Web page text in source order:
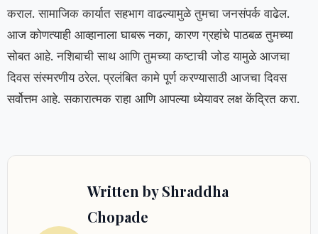
कराल. सामाजिक कार्यात सहभाग वाढल्यामुळे तुमचा जनसंपर्क वाढेल.
आज कोणत्याही आव्हानाला घाबरू नका, कारण ग्रहांचे पाठबळ तुमच्या
सोबत आहे. नशिबाची साथ आणि तुमच्या कष्टाची जोड यामुळे आजचा
दिवस संस्मरणीय ठरेल. प्रलंबित कामे पूर्ण करण्यासाठी आजचा दिवस
सर्वोत्तम आहे. सकारात्मक राहा आणि आपल्या ध्येयावर लक्ष केंद्रित करा.
Written by Shraddha
Chopade